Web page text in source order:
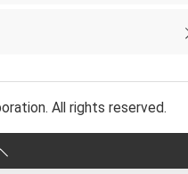
All rights reserved.